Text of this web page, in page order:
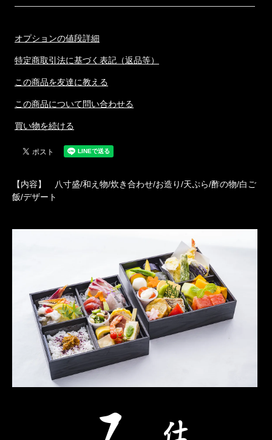
オプションの値段詳細
特定商取引法に基づく表記（返品等）
この商品を友達に教える
この商品について問い合わせる
買い物を続ける
【内容】 八寸盛/和え物/炊き合わせ/お造り/天ぷら/酢の物/白ご
飯/デザート